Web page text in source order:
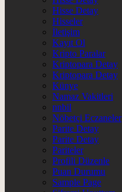
Hisse Detay
Hisseler
İletişim
Kayıt Ol
Kripto Paralar
Kriptopara Detay
Kriptopara Detay
Künye
Namaz Vakitleri
nnbil
Nöbetçi Eczaneler
Parite Detay
Parite Detay
Pariteler
Profili Düzenle
Puan Durumu
Sample Page